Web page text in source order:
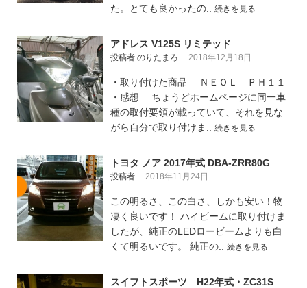
た。とても良かったの.. 続きを見る
アドレス V125S リミテッド
投稿者 のりたまろ 2018年12月18日
・取り付けた商品 ＮＥＯＬ ＰＨ１１
・感想 ちょうどホームページに同一車
種の取付要領が載っていて、それを見な
がら自分で取り付けま.. 続きを見る
トヨタ ノア 2017年式 DBA-ZRR80G
投稿者 2018年11月24日
この明るさ、この白さ、しかも安い！物
凄く良いです！ ハイビームに取り付けま
したが、純正のLEDロービームよりも白
くて明るいです。 純正の.. 続きを見る
スイフトスポーツ H22年式・ZC31S